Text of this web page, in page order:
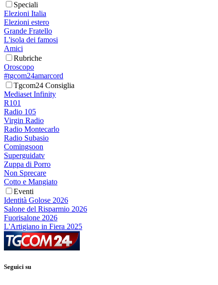
Speciali
Elezioni Italia
Elezioni estero
Grande Fratello
L'isola dei famosi
Amici
Rubriche
Oroscopo
#tgcom24amarcord
Tgcom24 Consiglia
Mediaset Infinity
R101
Radio 105
Virgin Radio
Radio Montecarlo
Radio Subasio
Comingsoon
Superguidatv
Zuppa di Porro
Non Sprecare
Cotto e Mangiato
Eventi
Identità Golose 2026
Salone del Risparmio 2026
Fuorisalone 2026
L'Artigiano in Fiera 2025
Seguici su